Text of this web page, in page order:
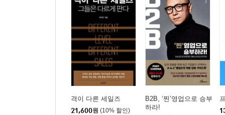
1 세일즈는 운이나 들이대기로 하는 것이 아니다
2 영업에서 말하는 전략이란?
3 좋은 전략과 좋은 전술의 조화
고객은 가격이 아닌 가치를 산다
1 당신의 세일즈를 차별화하라
2 우리 제품이 너무 비쌉니다, 어떻게 팔 수 있을까
3 관건은 지불할 만한 가치를 보여주는 것
4 영업의 막힌 혈을 뚫는 법
격이 다른 세일즈
21,600원 (10% 할인)
B2B, ‘찐’영업으로 승부
하라!